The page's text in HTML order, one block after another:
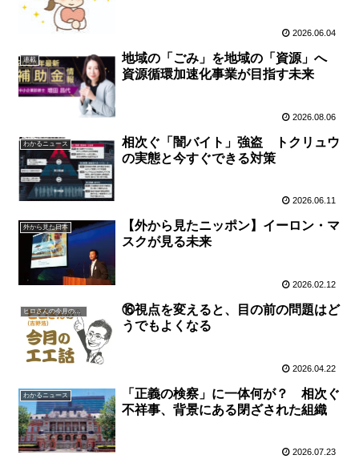
2026.06.04
連載
地域の「ごみ」を地域の「資源」へ
資源循環加速化事業が目指す未来
2026.08.06
わかるニュース
相次ぐ「闇バイト」強盗 トクリュウ
の実態と今すぐできる対策
2026.06.11
外から見た日本
【外から見たニッポン】イーロン・マ
スクが見る未来
2026.02.12
ヒロさんの今月の一言
⑯視点を変えると、目の前の問題はど
うでもよくなる
2026.04.22
わかるニュース
「正義の検察」に一体何が？ 相次ぐ
不祥事、背景にある閉ざされた組織
2026.07.23